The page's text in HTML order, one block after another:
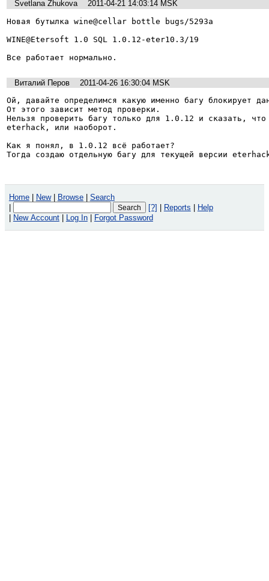
Svetlana Zhukova
2011-04-21 14:03:14 MSK
Новая бутылка wine@cellar bottle bugs/5293a
WINE@Etersoft 1.0 SQL 1.0.12-eter10.3/19
Все работает нормально.
Виталий Перов
2011-04-26 16:30:04 MSK
Ой, давайте определимся какую именно багу блокирует
От этого зависит метод проверки.
Нельзя проверить багу только для 1.0.12 и сказать, что
eterhack, или наоборот.
Как я понял, в 1.0.12 всё работает?
Тогда создаю отдельную багу для текущей версии
Home New Browse
Search
[?] Reports
Help
New Account Log In Forgot Password